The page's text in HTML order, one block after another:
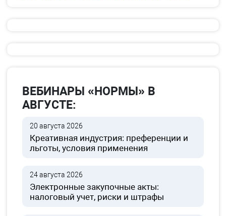
ВЕБИНАРЫ «НОРМЫ» В
АВГУСТЕ:
20 августа 2026
Креативная индустрия: преференции и
льготы, условия применения
24 августа 2026
Электронные закупочные акты:
налоговый учет, риски и штрафы